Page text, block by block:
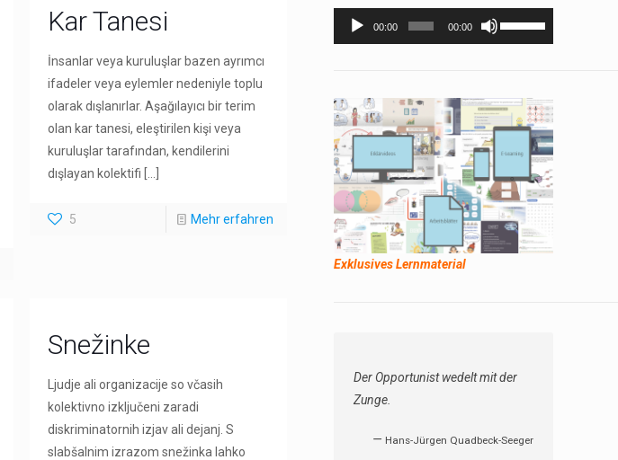
Kar Tanesi
İnsanlar veya kuruluşlar bazen ayrımcı
ifadeler veya eylemler nedeniyle toplu
olarak dışlanırlar. Aşağılayıcı bir terim
olan kar tanesi, eleştirilen kişi veya
kuruluşlar tarafından, kendilerini
dışlayan kolektifi
5 Mehr erfahren
Snežinke
Ljudje ali organizacije so včasih
kolektivno izključeni zaradi
diskriminatornih izjav ali dejanj. S
slabšalnim izrazom snežinka lahko
Audio-
00:00 00:00
die
Lautstärke
zu
regeln.
Exklusives Lernmaterial
Der Opportunist wedelt mit der
Zunge.
— Hans-Jürgen Quadbeck-Seeger